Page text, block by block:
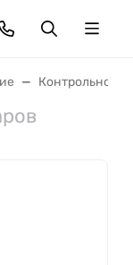
Контрольно-